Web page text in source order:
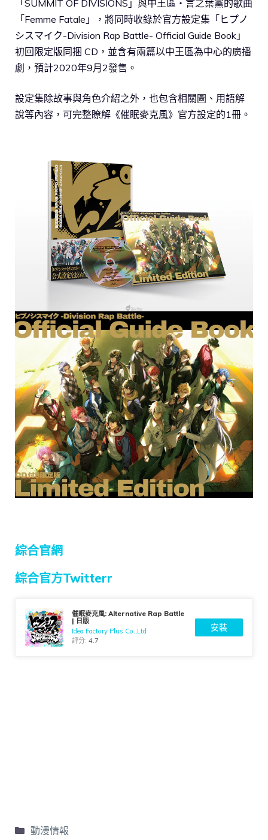
「SUMMIT OF DIVISIONS」與中王區・言之葉黨的歌曲
「Femme Fatale」，將同時收錄於官方設定集「ヒプノ
シスマイク-Division Rap Battle- Official Guide Book」
初回限定版同捆 CD，並含有兩篇以中王區為中心的廣播
劇，預計2020年9月2發售。
設定集除故事與角色介紹之外，也包含相關圖、用語解
說等內容，可完整瞭解《催眠麥克風》官方設定的1冊。
綜合官網
綜合官方Twitterr
催眠麥克風: Alternative Rap Battle
| 日版
Idea Factory Plus Co.,Ltd
評分:4.7
安裝
動漫情報